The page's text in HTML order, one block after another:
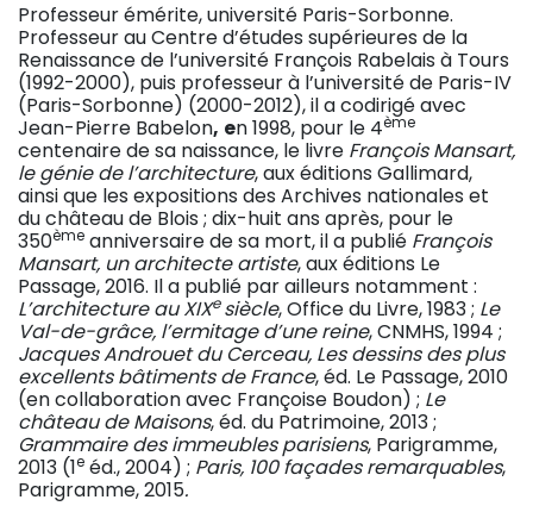
Professeur émérite, université Paris-Sorbonne.
Professeur au Centre d’études supérieures de la
Renaissance de l’université François Rabelais à Tours
(1992-2000), puis professeur à l’université de Paris-IV
(Paris-Sorbonne) (2000-2012), il a codirigé avec
Jean-Pierre Babelon, en 1998, pour le 4ème
centenaire de sa naissance, le livre François Mansart,
le génie de l’architecture, aux éditions Gallimard,
ainsi que les expositions des Archives nationales et
du château de Blois ; dix-huit ans après, pour le
350ème anniversaire de sa mort, il a publié François
Mansart, un architecte artiste, aux éditions Le
Passage, 2016. Il a publié par ailleurs notamment :
L’architecture au XIXesiècle, Office du Livre, 1983 ; Le
Val-de-grâce, l’ermitage d’une reine, CNMHS, 1994 ;
Jacques Androuet du Cerceau, Les dessins des plus
excellents bâtiments de France, éd. Le Passage, 2010
(en collaboration avec Françoise Boudon) ; Le
château de Maisons, éd. du Patrimoine, 2013 ;
Grammaire des immeubles parisiens, Parigramme,
2013 (1e éd., 2004) ; Paris, 100 façades remarquables,
Parigramme, 2015.